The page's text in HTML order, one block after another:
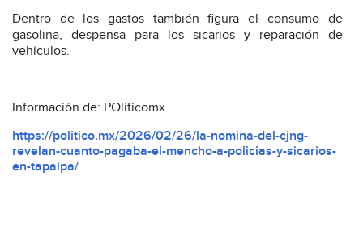
Dentro de los gastos también figura el consumo de
gasolina, despensa para los sicarios y reparación de
vehículos.
Información de: POlíticomx
https://politico.mx/2026/02/26/la-nomina-del-cjng-
revelan-cuanto-pagaba-el-mencho-a-policias-y-sicarios-
en-tapalpa/